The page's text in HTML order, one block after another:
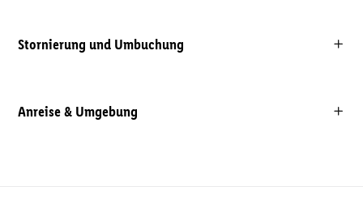
Stornierung und Umbuchung
Anreise & Umgebung